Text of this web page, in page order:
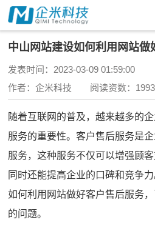
中山网站建设如何利用网站做
发表时间：2023-03-09 01:59:00
作者：企米科技 阅读资数：1993
随着互联网的普及，越来越多的
服务的重要性。客户售后服务是
服务，这种服务不仅可以增强顾
同时还能提高企业的口碑和竞争
如何利用网站做好客户售后服务
的问题。